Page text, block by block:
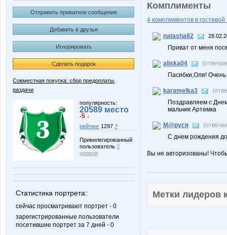
Отправить приватное сообщение
Добавить в друзья
Игнорировать
Сделать подарок
Совместная покупка: сбор предоплаты,
раздачи
популярность:
20589 место
-5 ↓
рейтинг 1297 ?
Привилегированный
пользователь 3
уровня
Статистика портрета:
сейчас просматривают портрет - 0
зарегистрированные пользователи
посетившие портрет за 7 дней - 0
Комплименты
4 комплиментов в гостевой
natasha82
Приват от меня
aliska04
Пасибки,Оля! Очень
karamelka3
Поздравляем с
мальчик Артемка
М@руся
С днем рождения
Вы не авторизованы!
Метки